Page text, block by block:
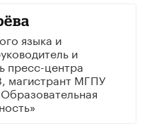
языка и
и
пресс-центра
магистрант МГПУ